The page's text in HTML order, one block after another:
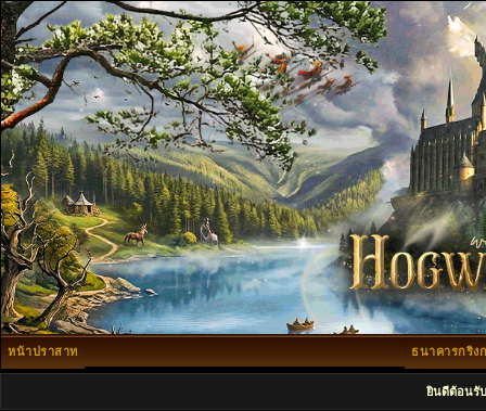
หน้าปราสาท ธนาคารกริง
ยินดีต้อนรับ